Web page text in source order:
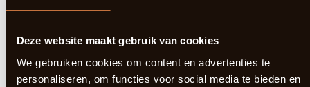
Deze website maakt gebruik van cookies
We gebruiken cookies om content en advertenties te
personaliseren, om functies voor social media te bieden en